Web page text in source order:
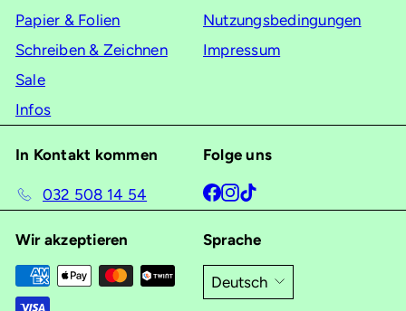
Papier & Folien
Schreiben & Zeichnen
Sale
Infos
Nutzungsbedingungen
Impressum
In Kontakt kommen
032 508 14 54
Folge uns
Facebook
Instagram
Wir akzeptieren Sprache
Deutsch